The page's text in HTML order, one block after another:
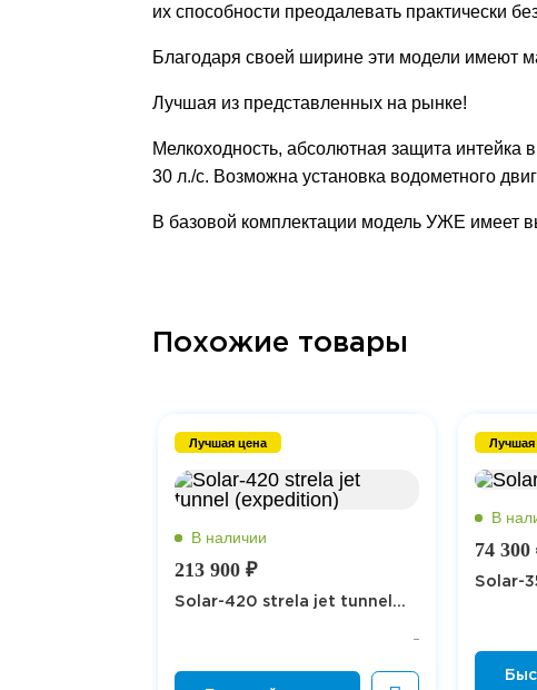
их способности преодалевать практически
Благодаря своей ширине эти модели имеют
Лучшая из представленных на рынке!
Мелкоходность, абсолютная защита интейка
30 л./с. Возможна установка водометного
В базовой комплектации модель УЖЕ имеет
Похожие товары
Лучшая цена
213 900 ₽
Solar-420 strela jet tunnel...
Лучшая
74 300
Solar-